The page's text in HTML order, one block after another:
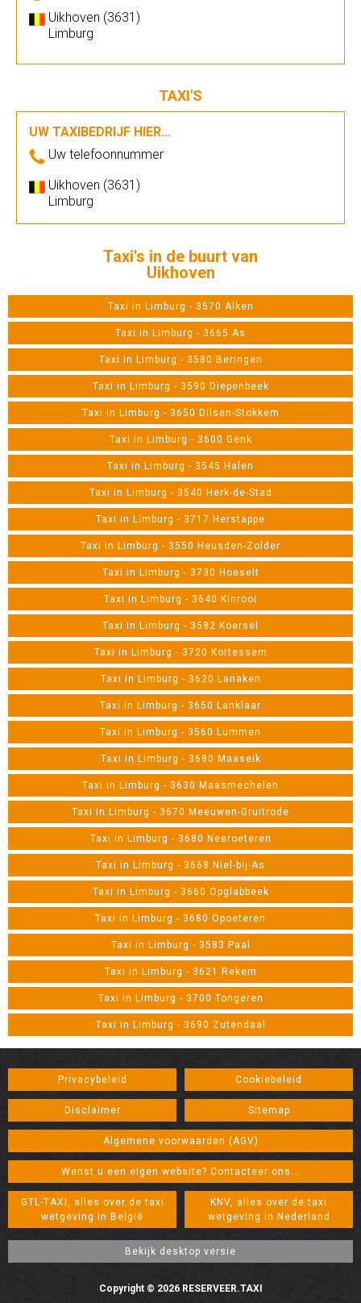
Uikhoven (3631)
Limburg
TAXI'S
UW TAXIBEDRIJF HIER...
Uw telefoonnummer
Uikhoven (3631)
Limburg
Taxi's in de buurt van
Uikhoven
Taxi in Limburg - 3570 Alken
Taxi in Limburg - 3665 As
Taxi in Limburg - 3580 Beringen
Taxi in Limburg - 3590 Diepenbeek
Taxi in Limburg - 3650 Dilsen-Stokkem
Taxi in Limburg - 3600 Genk
Taxi in Limburg - 3545 Halen
Taxi in Limburg - 3540 Herk-de-Stad
Taxi in Limburg - 3717 Herstappe
Taxi in Limburg - 3550 Heusden-Zolder
Taxi in Limburg - 3730 Hoeselt
Taxi in Limburg - 3640 Kinrooi
Taxi in Limburg - 3582 Koersel
Taxi in Limburg - 3720 Kortessem
Taxi in Limburg - 3620 Lanaken
Taxi in Limburg - 3650 Lanklaar
Taxi in Limburg - 3560 Lummen
Taxi in Limburg - 3680 Maaseik
Taxi in Limburg - 3630 Maasmechelen
Taxi in Limburg - 3670 Meeuwen-Gruitrode
Taxi in Limburg - 3680 Neeroeteren
Taxi in Limburg - 3668 Niel-bij-As
Taxi in Limburg - 3660 Opglabbeek
Taxi in Limburg - 3680 Opoeteren
Taxi in Limburg - 3583 Paal
Taxi in Limburg - 3621 Rekem
Taxi in Limburg - 3700 Tongeren
Taxi in Limburg - 3690 Zutendaal
Privacybeleid Cookiebeleid
Disclaimer Sitemap
Algemene voorwaarden (AGV)
Wenst u een eigen website? Contacteer ons...
GTL-TAXI, alles over de taxi
wetgeving in België
KNV, alles over de taxi
wetgeving in Nederland
Copyright © 2026 RESERVEER.TAXI